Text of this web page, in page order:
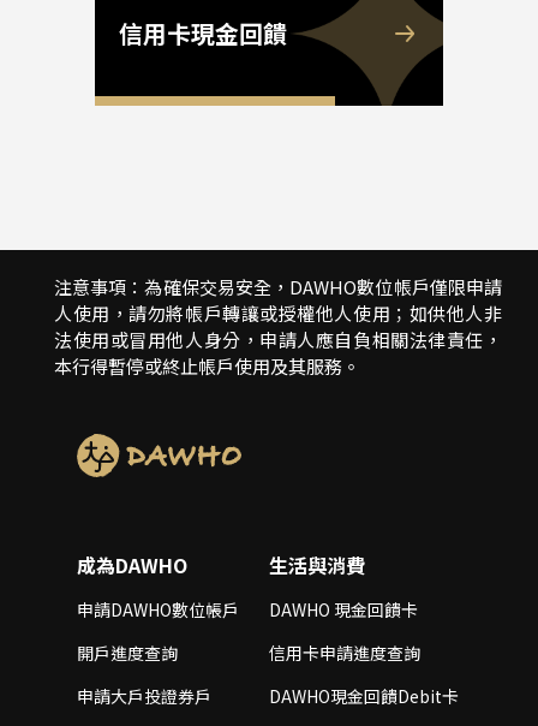
信用卡現金回饋
注意事項：為確保交易安全，DAWHO數位帳戶僅限申請
人使用，請勿將帳戶轉讓或授權他人使用；如供他人非
法使用或冒用他人身分，申請人應自負相關法律責任，
本行得暫停或終止帳戶使用及其服務。
成為DAWHO
申請DAWHO數位帳戶
開戶進度查詢
申請大戶投證券戶
生活與消費
DAWHO 現金回饋卡
信用卡申請進度查詢
DAWHO現金回饋Debit卡